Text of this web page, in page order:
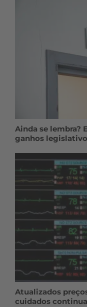
Ainda se lembra?
ganhos
Atualizados
cuidados